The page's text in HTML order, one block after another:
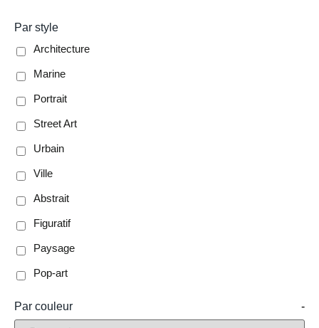
Par style
Architecture
Marine
Portrait
Street Art
Urbain
Ville
Abstrait
Figuratif
Paysage
Pop-art
Par couleur -